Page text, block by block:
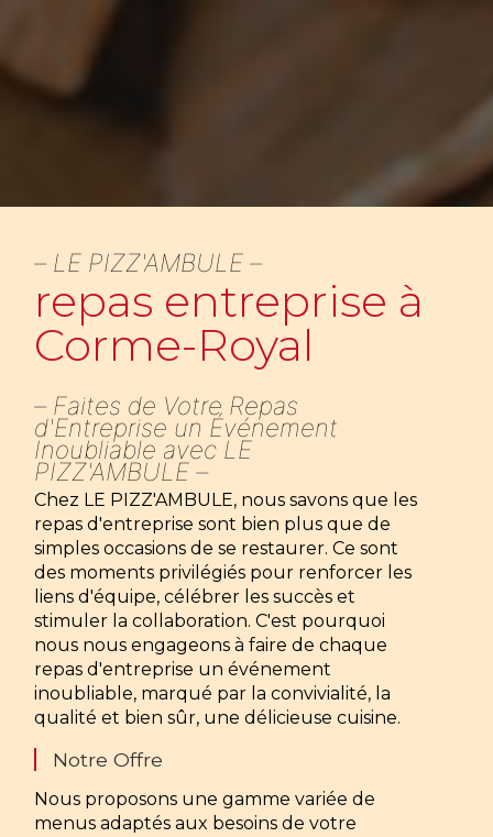
LE PIZZ'AMBULE
repas entreprise à
Corme-Royal
Faites de Votre Repas
d'Entreprise un Événement
Inoubliable avec LE
PIZZ'AMBULE
Chez LE PIZZ'AMBULE, nous savons que les
repas d'entreprise sont bien plus que de
simples occasions de se restaurer. Ce sont
des moments privilégiés pour renforcer les
liens d'équipe, célébrer les succès et
stimuler la collaboration. C'est pourquoi
nous nous engageons à faire de chaque
repas d'entreprise un événement
inoubliable, marqué par la convivialité, la
qualité et bien sûr, une délicieuse cuisine.
Notre Offre
Nous proposons une gamme variée de
menus adaptés aux besoins de votre